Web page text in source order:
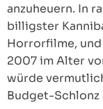
anzuheuern. In
billigster
Horrorfilme,
2007 im Alter
würde
Budget-Schlonz